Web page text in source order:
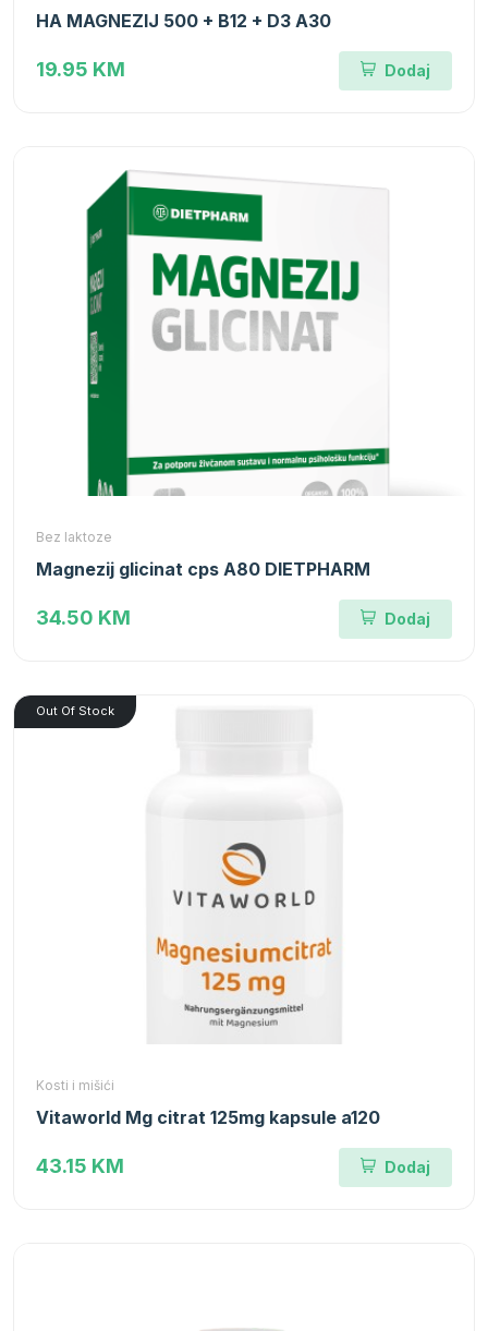
HA MAGNEZIJ 500 + B12 + D3 A30
19.95 KM Dodaj
Bez laktoze
Magnezij glicinat cps A80 DIETPHARM
34.50 KM Dodaj
Out Of Stock
Kosti i mišići
Vitaworld Mg citrat 125mg kapsule a120
43.15 KM Dodaj